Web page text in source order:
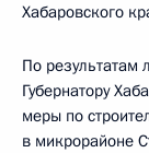
Хабаровского
По результатам
Губернатору
меры по
в микрорайоне